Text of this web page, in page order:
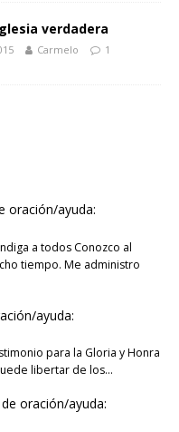
verdadera
Carmelo 1
oración/ayuda:
a todos Conozco al
tiempo. Me administro
ayuda:
para la Gloria y Honra
libertar de los…
oración/ayuda: